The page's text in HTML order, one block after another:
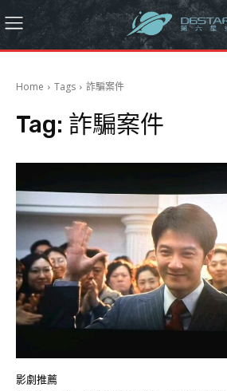
Home Tags 詐騙案件
Tag: 詐騙案件
影劇推薦